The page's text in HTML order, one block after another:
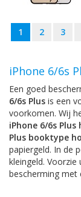
1 2 3
iPhone 6/6s
Een goed
6/6s Plus is een
voorkomen. Wij
iPhone 6/6s Plus
Plus booktype
papiergeld. In de
kleingeld.
bescherming met